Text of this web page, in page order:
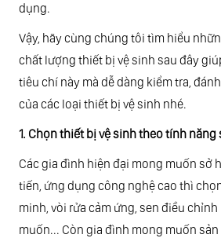
dụng.
Vậy, hãy cùng chúng tôi tìm hiểu
chất lượng thiết bị vệ sinh sau đây
tiêu chí này mà dễ dàng kiểm tra,
của các loại thiết bị vệ sinh nhé.
1. Chọn thiết bị vệ sinh theo tính năng
Các gia đình hiện đại mong muốn sở
tiến, ứng dụng công nghệ cao thì
minh, vòi rửa cảm ứng, sen điều
muốn... Còn gia đình mong muốn